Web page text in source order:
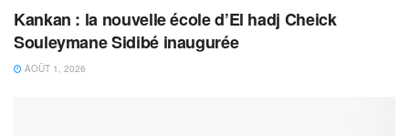
Kankan : la nouvelle école d’El hadj Cheick
Souleymane Sidibé inaugurée
AOÛT 1, 2026